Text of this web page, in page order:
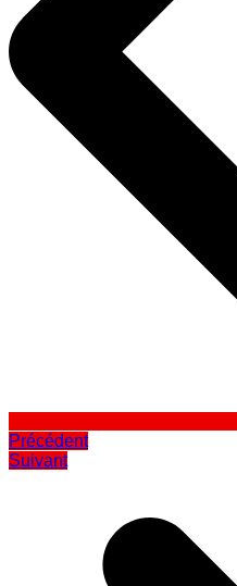
Précédent
Suivant